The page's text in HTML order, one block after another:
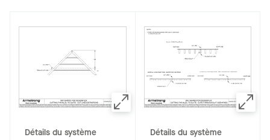
Détails du système Détails du système